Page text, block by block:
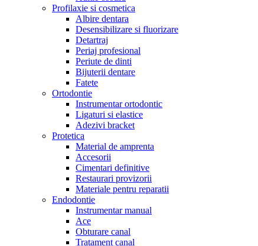
Profilaxie si cosmetica
Albire dentara
Desensibilizare si fluorizare
Detartraj
Periaj profesional
Periute de dinti
Bijuterii dentare
Fatete
Ortodontie
Instrumentar ortodontic
Ligaturi si elastice
Adezivi bracket
Protetica
Material de amprenta
Accesorii
Cimentari definitive
Restaurari provizorii
Materiale pentru reparatii
Endodontie
Instrumentar manual
Ace
Obturare canal
Tratament canal